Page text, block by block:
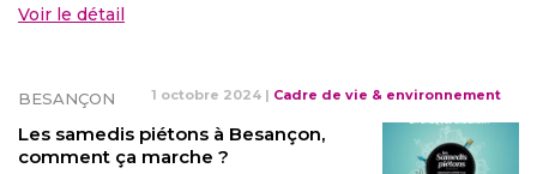
Voir le détail
BESANÇON 1 octobre 2024 | Cadre de vie & environnement
Les samedis piétons à Besançon,
comment ça marche ?